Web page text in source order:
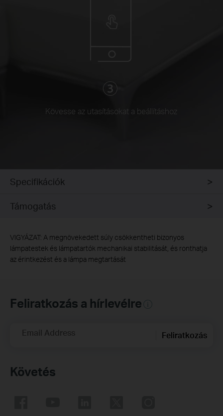
Kövesse az utasításokat a beállításhoz
Specifikációk
Támogatás
VIGYÁZAT: A megnövekedett súly csökkentheti bizonyos
lámpatestek és lámpatartók mechanikai stabilitását, és ronthatja
az érintkezést és a lámpa megtartását
Feliratkozás a hírlevélre
Email Address Feliratkozás
Követés